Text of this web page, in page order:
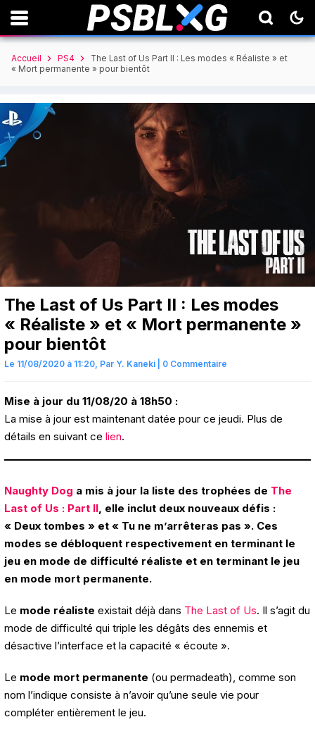
Accueil PS4
The Last of Us Part II : Les modes « Réaliste » et
« Mort permanente » pour bientôt
The Last of Us Part II : Les modes
« Réaliste » et « Mort permanente »
pour bientôt
Le 11/08/2020 à 11:20, Par Y. Kaneki 0 Commentaire
Mise à jour du 11/08/20 à 18h50 :
La mise à jour est maintenant datée pour ce jeudi. Plus de
détails en suivant ce lien.
Naughty Dog a mis à jour la liste des trophées de The
Last of Us : Part II, elle inclut deux nouveaux défis :
« Deux tombes » et « Tu ne m’arrêteras pas ». Ces
modes se débloquent respectivement en terminant le
jeu en mode de difficulté réaliste et en terminant le jeu
en mode mort permanente.
Le mode réaliste existait déjà dans The Last of Us. Il s’agit du
mode de difficulté qui triple les dégâts des ennemis et
désactive l’interface et la capacité « écoute ».
Le mode mort permanente (ou permadeath), comme son
nom l’indique consiste à n’avoir qu’une seule vie pour
compléter entièrement le jeu.